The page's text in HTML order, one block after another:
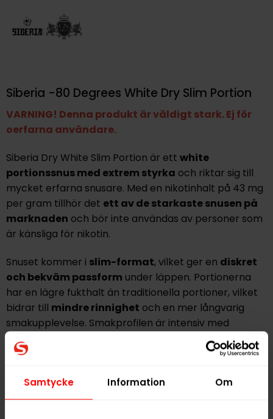
Samtycke Information Om
Siberia -80 Degrees White Dry Slim Portion
VARNING! Denna produkt är väldigt stark. Ej för
oerfarna användare.
Siberia Dry White Slim Portion är ett white
portionssnusmed extrem styrka och riktar sig till
mycket erfarna snusare. Med en nikotinhalt på 43 mg
per gram tillhör det ett av de starkaste snusen på
marknaden och bör inte användas av personer som
är känsliga för nikotin.
Snuset kommer i slim-format, vilket ger en diskret
och bekväm passform under läppen. Portionerna
har en lägre fukthalt än traditionella portioner, vilket
bidrar till mindre rinnighet och en mer långvarig
smakupplevelse. Smakprofilen är intensiv med
tydliga inslag av mint
som ger en kraftfull och kylig
karaktär.
Tidigare fanns denna variant endast tillgänglig i lösvikt,
men finns nu även i dosa. Varje dosa innehåller